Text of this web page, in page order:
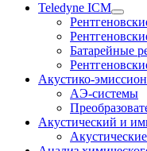
Teledyne ICM
Батарейные
Акустико-
АЭ-системы
Акустический и